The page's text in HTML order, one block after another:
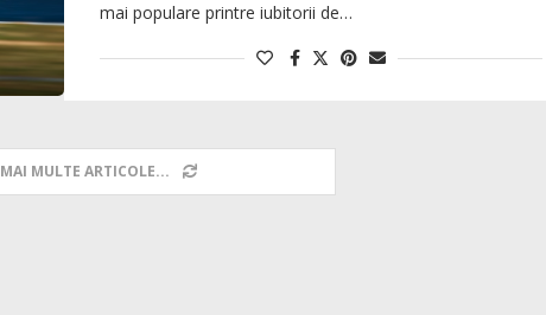
mai populare printre iubitorii de…
MAI MULTE ARTICOLE...